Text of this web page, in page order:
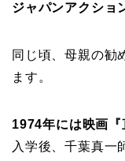
ジャパンアクショ
同じ頃、母親の勧
ます。
1974年には映画
入学後、千葉真一